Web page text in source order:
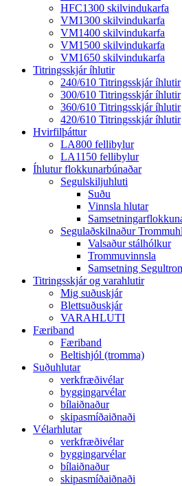
HFC1300 skilvindukarfa
VM1300 skilvindukarfa
VM1400 skilvindukarfa
VM1500 skilvindukarfa
VM1650 skilvindukarfa
Titringsskjár íhlutir
240/610 Titringsskjár íhlutir
300/610 Titringsskjár íhlutir
360/610 Titringsskjár íhlutir
420/610 Titringsskjár íhlutir
Hvirfilþáttur
LA800 fellibylur
LA1150 fellibylur
Íhlutur flokkunarbúnaðar
Segulskiljuhluti
Suðu
Vinnsla hlutar
Segulaðskilnaður
Valsaður stálhólkur
Trommuvinnsla
Samsetning
Titringsskjár og varahlutir
Mig suðuskjár
Blettsuðuskjár
VARAHLUTI
Færiband
Færiband
Beltishjól (tromma)
Suðuhlutar
verkfræðivélar
byggingarvélar
bílaiðnaður
skipasmíðaiðnaði
Vélarhlutar
verkfræðivélar
byggingarvélar
bílaiðnaður
skipasmíðaiðnaði